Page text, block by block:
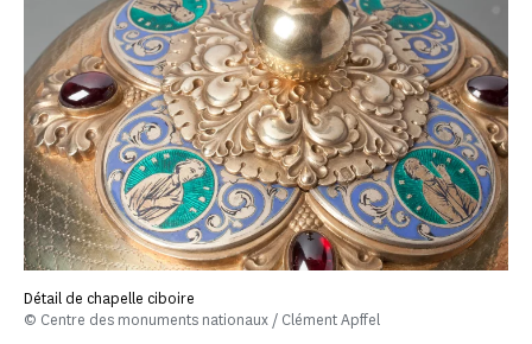
Détail de chapelle ciboire
© Centre des monuments nationaux / Clément Apffel